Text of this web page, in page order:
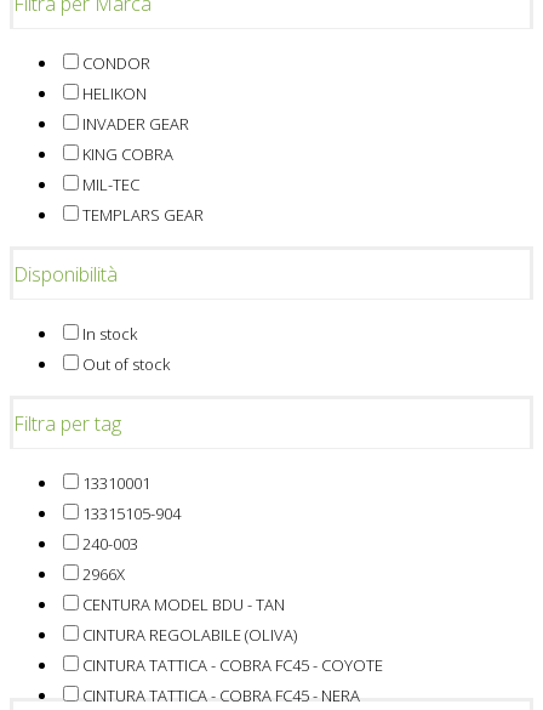
CONDOR
HELIKON
INVADER GEAR
KING COBRA
MIL-TEC
TEMPLARS GEAR
Disponibilità
In stock
Out of stock
Filtra per tag
13310001
13315105-904
240-003
2966X
CENTURA MODEL BDU - TAN
CINTURA REGOLABILE (OLIVA)
CINTURA TATTICA - COBRA FC45 - COYOTE
CINTURA TATTICA - COBRA FC45 - NERA